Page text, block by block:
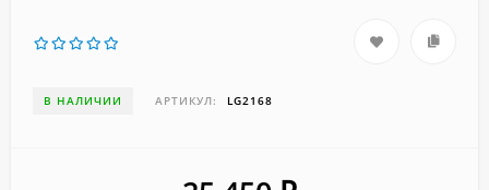
В НАЛИЧИИ АРТИКУЛ: LG2168